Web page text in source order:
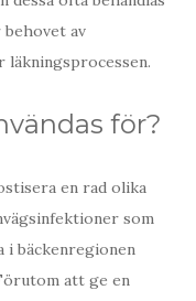
behovet av
för?
en rad olika
som
i bäckenregionen
att ge en